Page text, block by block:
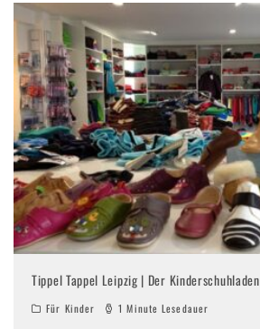
Tippel Tappel Leipzig | Der Kinderschuhladen
Für Kinder 1 Minute Lesedauer